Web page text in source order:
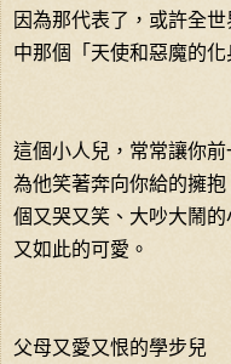
因為那代表了，或許全
中那個「天使和惡魔的化
這個小人兒，常常讓你
為他笑著奔向你給的擁
個又哭又笑、大吵大鬧
又如此的可愛。
父母又愛又恨的學步兒